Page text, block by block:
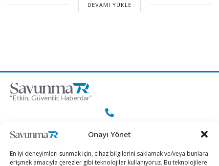
Onayı Yönet
En iyi deneyimleri sunmak için, cihaz bilgilerini saklamak ve/veya bunlara
erişmek amacıyla çerezler gibi teknolojiler kullanıyoruz. Bu teknolojilere
DEVAMI YÜKLE
“Etkin, Güvenilir, Haberdar”
+90 530 308 17 96
iletisim@savunmatr.com